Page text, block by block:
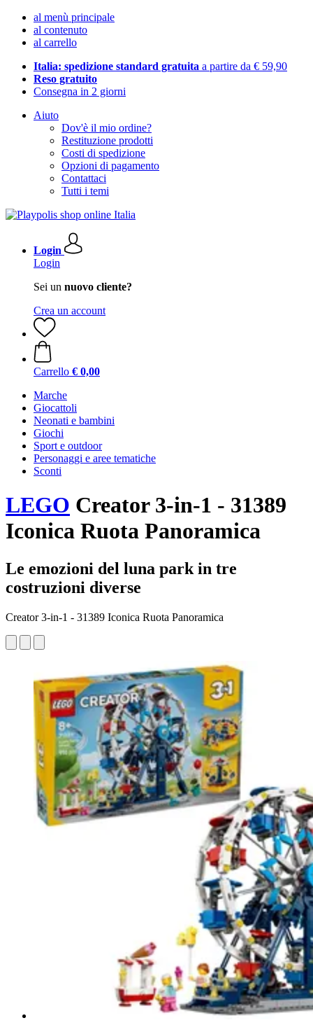
al menù principale
al contenuto
al carrello
Italia: spedizione standard gratuita a partire da € 59,90
Reso gratuito
Consegna in 2 giorni
Aiuto
Dov'è il mio ordine?
Restituzione prodotti
Costi di spedizione
Opzioni di pagamento
Contattaci
Tutti i temi
Login
Login
Sei un nuovo cliente?
Crea un account
Carrello € 0,00
Marche
Giocattoli
Neonati e bambini
Giochi
Sport e outdoor
Personaggi e aree tematiche
Sconti
LEGO Creator 3-in-1 - 31389
Iconica Ruota Panoramica
Le emozioni del luna park in tre
costruzioni diverse
Creator 3-in-1 - 31389 Iconica Ruota Panoramica